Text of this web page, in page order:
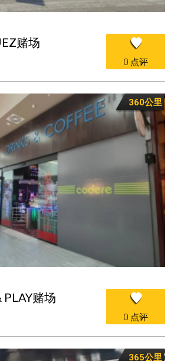
赌场
0 点评
PLAY赌场
0 点评
360公里
365公里